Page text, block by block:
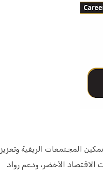
المجتمعات الريفية وتعزيز
الاقتصاد الأخضر، ودعم رواد